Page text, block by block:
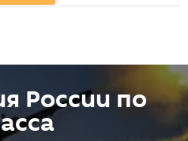
России по